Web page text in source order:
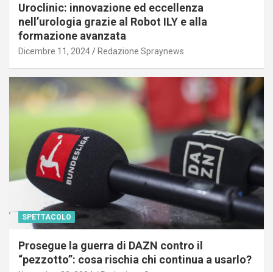
Uroclinic: innovazione ed eccellenza
nell’urologia grazie al Robot ILY e alla
formazione avanzata
Dicembre 11, 2024 Redazione Spraynews
SPETTACOLO
Prosegue la guerra di DAZN contro il
“pezzotto”: cosa rischia chi continua a usarlo?